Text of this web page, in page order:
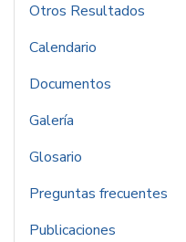
Otros Resultados
Calendario
Documentos
Galería
Glosario
Preguntas frecuentes
Publicaciones